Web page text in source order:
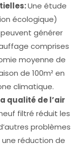
Une étude
écologique)
générer
comprises
moyenne de
de 100m² en
climatique.
qualité de l’air
filtré réduit les
problèmes
réduction de